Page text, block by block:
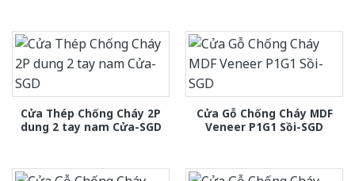
Cửa Thép Chống Cháy 2P
dung 2 tay nam Cửa-SGD
Cửa Gỗ Chống Cháy MDF
Veneer P1G1 Sồi-SGD